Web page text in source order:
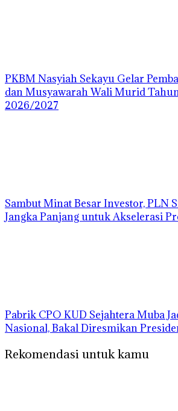
PKBM Nasyiah Sekayu Gelar
dan Musyawarah Wali Murid
2026/2027
Sambut Minat Besar Investor, PLN
Jangka Panjang untuk Akselerasi
Pabrik CPO KUD Sejahtera Muba
Nasional, Bakal Diresmikan
Rekomendasi untuk kamu